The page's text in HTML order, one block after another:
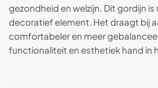
gezondheid en welzijn. Dit gordijn is
decoratief element. Het draagt bij
comfortabeler en meer
functionaliteit en esthetiek hand in